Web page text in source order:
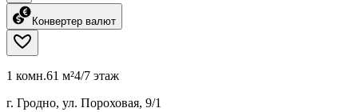
Конвертер валют
1 комн.61 м²4/7 этаж
г. Гродно, ул. Пороховая, 9/1